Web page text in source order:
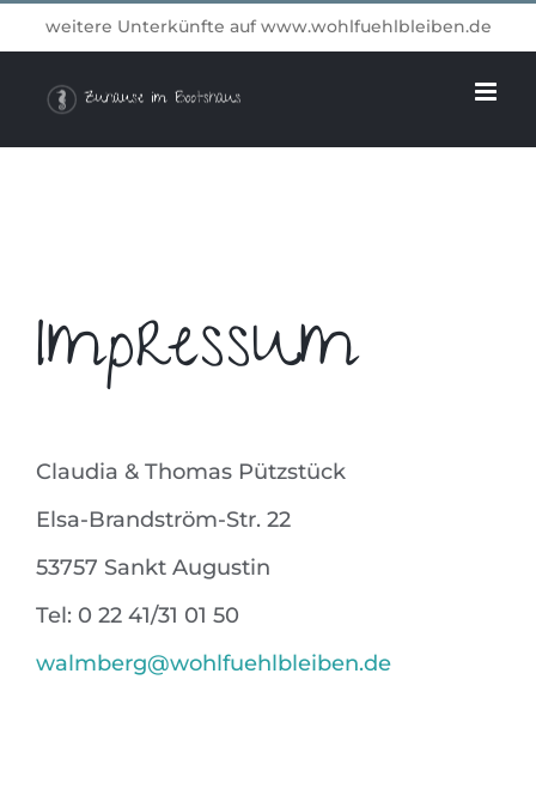
Zum
springen
weitere Unterkünfte aufwww.wohlfuehlbleiben.de
Impressum
Claudia & Thomas Pützstück
Elsa-Brandström-Str. 22
53757 Sankt Augustin
Tel: 0 22 41/31 01 50
walmberg@wohlfuehlbleiben.de